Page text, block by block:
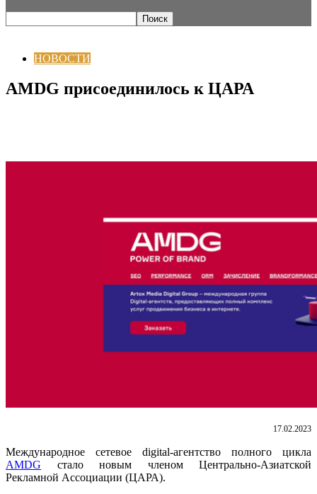
НОВОСТИ
AMDG присоединилось к ЦАРА
17.02.2023
Международное сетевое digital-агентство полного цикла
AMDG стало новым членом Центрально-Азиатской
Рекламной Ассоциации (ЦАРА).